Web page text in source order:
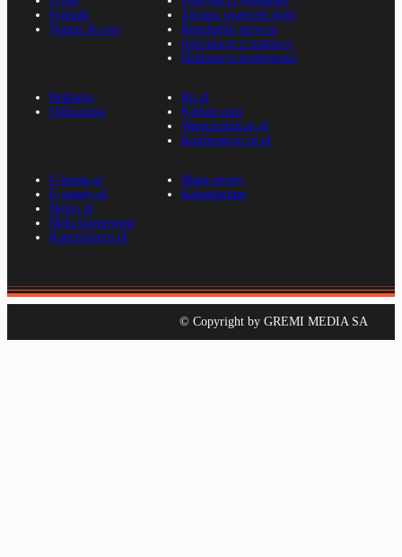
Kontakt
Napisz do nas
Zmiana ustawień zgód
Regulamin serwisu
Informacje o nadawcy
Deklaracja dostępności
Reklama
Ogłoszenia
Rp.pl
Parkiet.com
Wiescirolnicze.pl
Konferencje.rp.pl
E-kiosk.pl
E-gazety.pl
Nexto.pl
Mała księgowość
Kancelarierp.pl
Mapa strony
Kalendarium
© Copyright by GREMI MEDIA SA